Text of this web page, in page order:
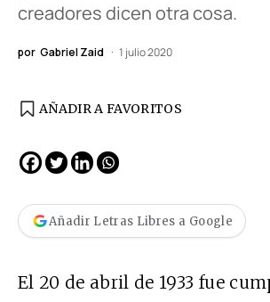
creadores dicen otra cosa.
por Gabriel Zaid 1 julio 2020
AÑADIR A FAVORITOS
Añadir Letras Libres a Google
El 20 de abril de 1933 fue